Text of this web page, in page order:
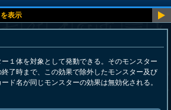
１体を対象として発動できる。そのモンスター
了時まで、この効果で除外したモンスター及び
ド名が同じモンスターの効果は無効化される。